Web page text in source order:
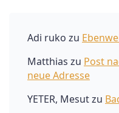
Adi ruko zu
Matthias zu Post
neue Adresse
YETER, Mesutzu